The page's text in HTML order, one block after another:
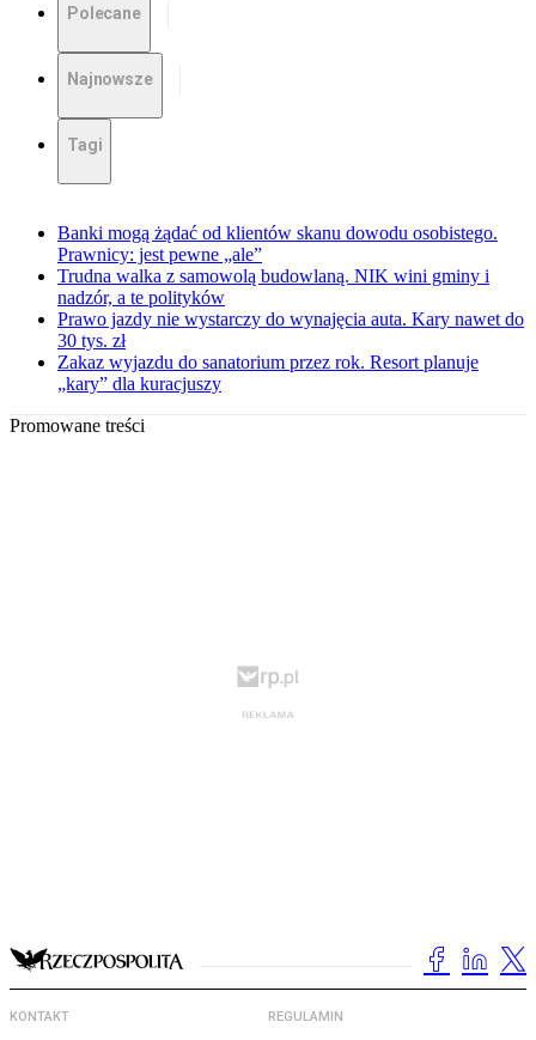
Polecane
Najnowsze
Tagi
Banki mogą żądać od klientów skanu dowodu osobistego.
Prawnicy: jest pewne „ale”
Trudna walka z samowolą budowlaną. NIK wini gminy i
nadzór, a te polityków
Prawo jazdy nie wystarczy do wynajęcia auta. Kary nawet do
30 tys. zł
Zakaz wyjazdu do sanatorium przez rok. Resort planuje
„kary” dla kuracjuszy
Promowane treści
KONTAKT REGULAMIN